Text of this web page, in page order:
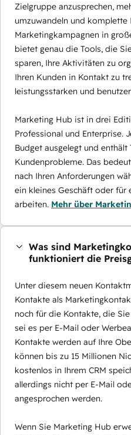
Zielgruppe anzusprechen,
umzuwandeln und komplette
Marketingkampagnen in
bietet genau die Tools, die
sparen, Ihre Aktivitäten zu
Ihren Kunden in Kontakt zu
leistungsstarken und
Marketing Hub ist in drei
Professional und Enterprise.
Budget ausgelegt und
Kundenprobleme. Das
nach Ihren Anforderungen
ein kleines Geschäft oder für
arbeiten. Mehr über
Was sind
funktioniert die
Unter diesem neuen
Kontakte als
noch für die Kontakte, die
sei es per E-Mail oder
Kontakte werden auf Ihre
können bis zu 15 Millionen
kostenlos in Ihrem CRM
allerdings nicht per E-Mail
angesprochen werden.
Wenn Sie Marketing Hub